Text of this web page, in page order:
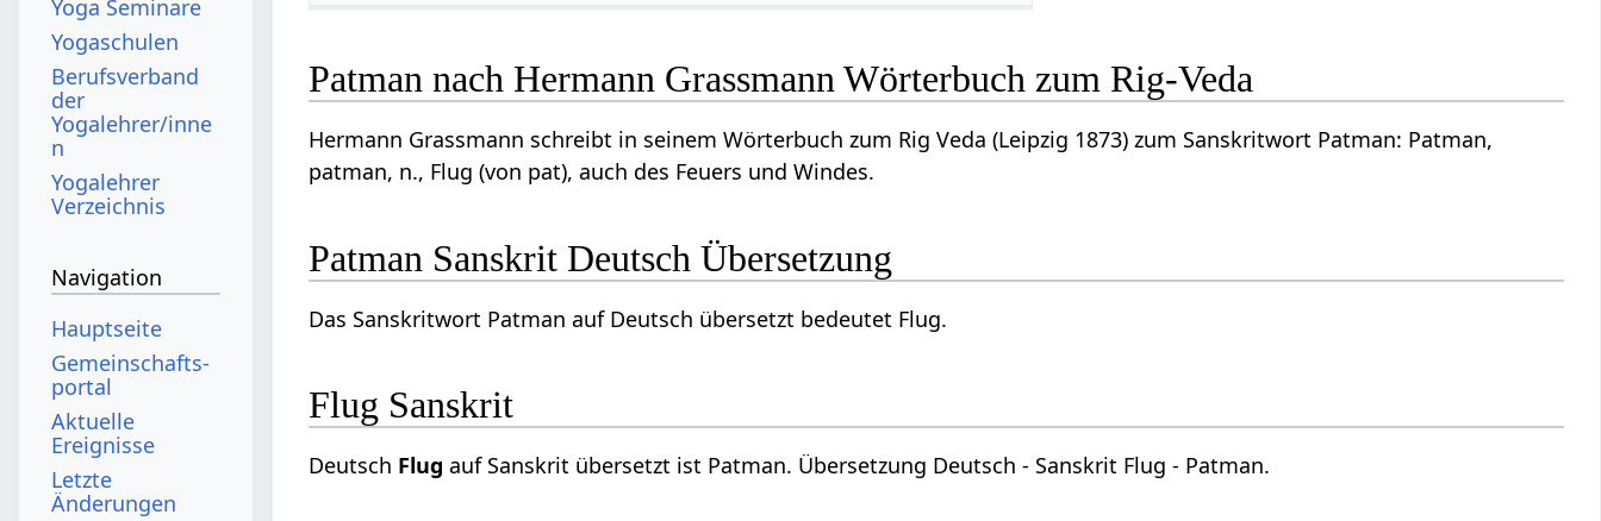
Patman nach Hermann Grassmann Wörterbuch zum Rig-Veda
Hermann Grassmann schreibt in seinem Wörterbuch zum Rig Veda (Leipzig 1873) zum Sanskritwort Patman: Patman,
patman, n., Flug (von pat), auch des Feuers und Windes.
Patman Sanskrit Deutsch Übersetzung
Das Sanskritwort Patman auf Deutsch übersetzt bedeutet Flug.
Flug Sanskrit
Deutsch Flugauf Sanskrit übersetzt ist Patman. Übersetzung Deutsch - Sanskrit Flug - Patman.
Yoga Seminare
Yogaschulen
Berufsverband
der
Yogalehrer/inne
n
Yogalehrer
Verzeichnis
Navigation
Hauptseite
Gemeinschafts­
portal
Aktuelle
Ereignisse
Letzte
Änderungen